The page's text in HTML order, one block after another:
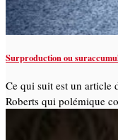
Surproduction ou
Ce qui suit est un article
Roberts qui polémique